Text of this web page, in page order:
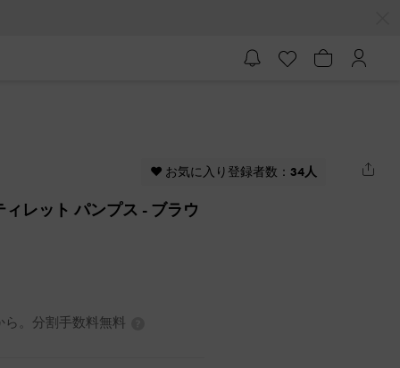
♥ お気に入り登録者数： 34人
レット パンプス - ブラウ
。分割手数料無料